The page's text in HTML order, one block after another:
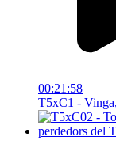
00:21:58
T5xC1 -